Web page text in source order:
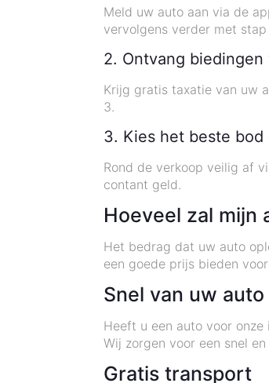
Meld uw auto aan via de
vervolgens verder met stap
2. Ontvang
Krijg gratis taxatie van uw
3.
3. Kies het beste
Rond de verkoop veilig af
contant geld.
Hoeveel zal mijn
Het bedrag dat uw auto
een goede prijs bieden
Snel van uw
Heeft u een auto voor
Wij zorgen voor een snel
Gratis transport